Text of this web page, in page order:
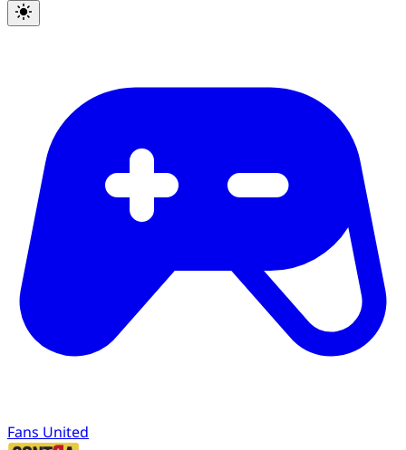
Fans United